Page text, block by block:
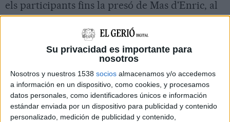
Su privacidad es importante para
nosotros
Nosotros y nuestros 1538 socios almacenamos y/o accedemos
a información en un dispositivo, como cookies, y procesamos
datos personales, como identificadores únicos e información
estándar enviada por un dispositivo para publicidad y contenido
personalizado, medición de publicidad y contenido,
els participants fins la presó de Mas d'Enric, al
Catllar (Tarragonès), on es troba Carme
El segon dia els ciclistes sortiran a les 8 hores
des de la plaça de la Font de Tarragona i
arribaran a Barcelona, després de passar per
Torredembarra, Creixell, Comarruga, Calafell,
Cunit, Cubelles, Vilanova i la Geltrú, Sitges,